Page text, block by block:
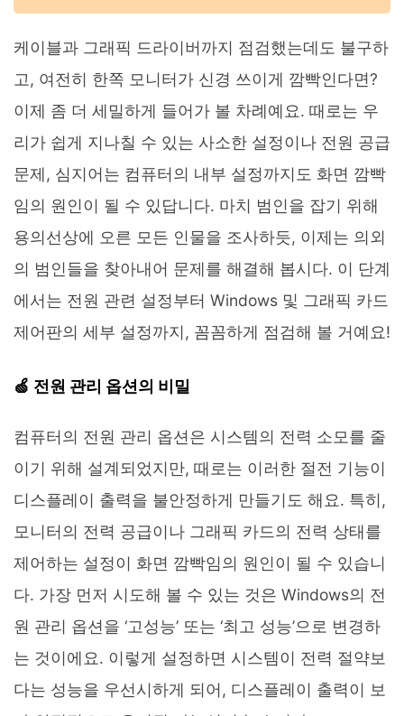
케이블과 그래픽 드라이버까지 점검했는데도 불구하
고, 여전히 한쪽 모니터가 신경 쓰이게 깜빡인다면?
이제 좀 더 세밀하게 들어가 볼 차례예요. 때로는 우
리가 쉽게 지나칠 수 있는 사소한 설정이나 전원 공급
문제, 심지어는 컴퓨터의 내부 설정까지도 화면 깜빡
임의 원인이 될 수 있답니다. 마치 범인을 잡기 위해
용의선상에 오른 모든 인물을 조사하듯, 이제는 의외
의 범인들을 찾아내어 문제를 해결해 봅시다. 이 단계
에서는 전원 관련 설정부터 Windows 및 그래픽 카드
제어판의 세부 설정까지, 꼼꼼하게 점검해 볼 거예요!
🍏 전원 관리 옵션의 비밀
컴퓨터의 전원 관리 옵션은 시스템의 전력 소모를 줄
이기 위해 설계되었지만, 때로는 이러한 절전 기능이
디스플레이 출력을 불안정하게 만들기도 해요. 특히,
모니터의 전력 공급이나 그래픽 카드의 전력 상태를
제어하는 설정이 화면 깜빡임의 원인이 될 수 있습니
다. 가장 먼저 시도해 볼 수 있는 것은 Windows의 전
원 관리 옵션을 ‘고성능’ 또는 ‘최고 성능’으로 변경하
는 것이에요. 이렇게 설정하면 시스템이 전력 절약보
다는 성능을 우선시하게 되어, 디스플레이 출력이 보